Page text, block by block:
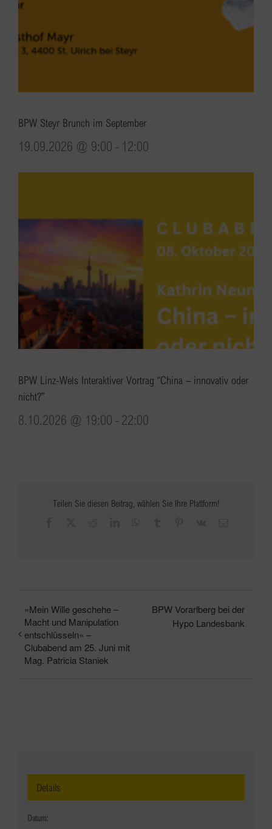
BPW Steyr Brunch im September
19.09.2026 @ 9:00 - 12:00
BPW Linz-Wels Interaktiver Vortrag “China – innovativ oder
nicht?”
8.10.2026 @ 19:00 - 22:00
Teilen Sie diesen Beitrag, wählen Sie Ihre Plattform!
»Mein Wille geschehe –
Macht und Manipulation
entschlüsseln« –
Clubabend am 25. Juni mit
Mag. Patricia Staniek
BPW Vorarlberg bei der
Hypo Landesbank
Details
Datum: